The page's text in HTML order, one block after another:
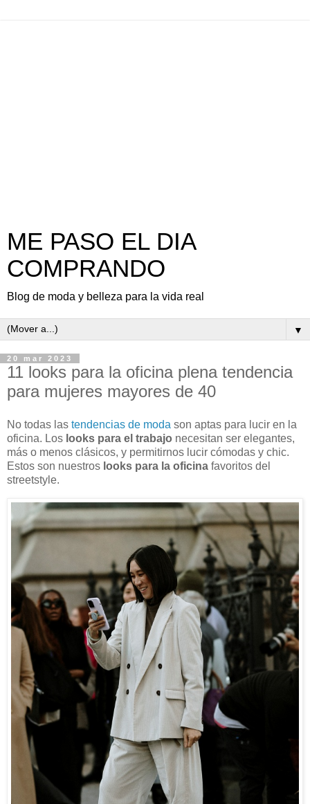
ME PASO EL DIA
COMPRANDO
Blog de moda y belleza para la vida real
▼
20 mar 2023
11 looks para la oficina plena tendencia
para mujeres mayores de 40
No todas las tendencias de moda son aptas para lucir en la
oficina. Los looks para el trabajo necesitan ser elegantes,
más o menos clásicos, y permitirnos lucir cómodas y chic.
Estos son nuestros looks para la oficina favoritos del
streetstyle.